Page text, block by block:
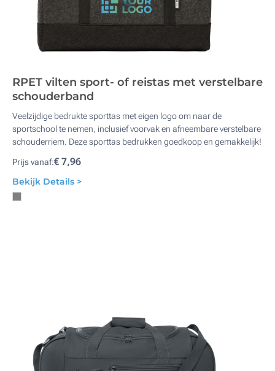
RPET vilten sport- of reistas met verstelbare
schouderband
Veelzijdige bedrukte sporttas met eigen logo om naar de
sportschool te nemen, inclusief voorvak en afneembare verstelbare
schouderriem. Deze sporttas bedrukken goedkoop en gemakkelijk!
Prijs vanaf:€ 7,96
Bekijk Details >